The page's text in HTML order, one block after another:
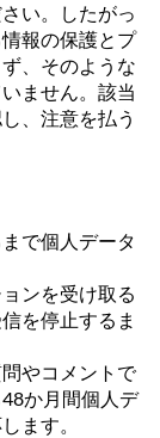
い。したがっ
報の保護とプ
、そのような
ません。該当
、注意を払う
で個人データ
ンを受け取る
を停止するま
やコメントで
か月間個人デ
ます。